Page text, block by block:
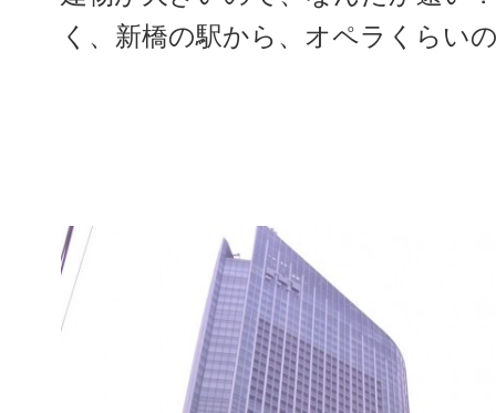
く、新橋の駅から、オペラくらい